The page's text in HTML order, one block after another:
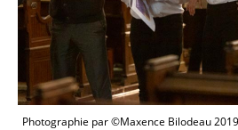
Photographie par ©Maxence Bilodeau 2019